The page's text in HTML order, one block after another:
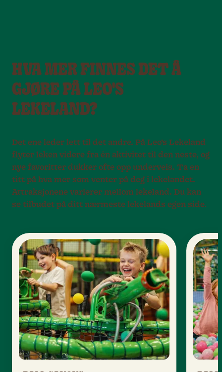
HVA MER FINNES DET Å
GJØRE PÅ LEO'S
LEKELAND?
Det ene leder lett til det andre. På Leo’s Lekeland
flyter leken videre fra én aktivitet til den neste, og
nye favoritter dukker ofte opp underveis. Ta en
titt på hva mer som venter på deg i lekelandet.
Attraksjonene varierer mellom lekeland. Du kan
se tilbudet på ditt nærmeste lekelands egen side.